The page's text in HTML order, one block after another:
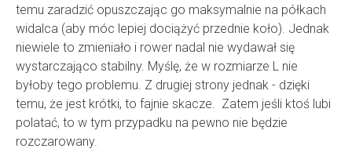
temu zaradzić opuszczając go maksymalnie na półkach
widalca (aby móc lepiej dociążyć przednie koło). Jednak
niewiele to zmieniało i rower nadal nie wydawał się
wystarczająco stabilny. Myślę, że w rozmiarze L nie
byłoby tego problemu. Z drugiej strony jednak - dzięki
temu, że jest krótki, to fajnie skacze. Zatem jeśli ktoś lubi
polatać, to w tym przypadku na pewno nie będzie
rozczarowany.